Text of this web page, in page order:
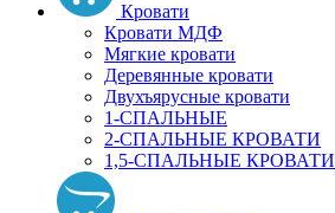
Кровати
Кровати МДФ
Мягкие кровати
Деревянные кровати
Двухъярусные кровати
1-СПАЛЬНЫЕ
2-СПАЛЬНЫЕ КРОВАТИ
1,5-СПАЛЬНЫЕ КРОВАТИ